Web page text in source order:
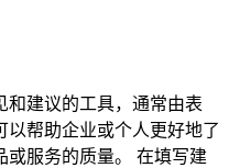
和建议的工具，通常由表
帮助企业或个人更好地了
的质量。 在填写建